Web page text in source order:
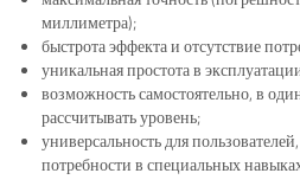
миллиметра);
быстрота эффекта и отсутствие
уникальная простота в
возможность самостоятельно, в
рассчитывать уровень;
универсальность для
потребности в специальных